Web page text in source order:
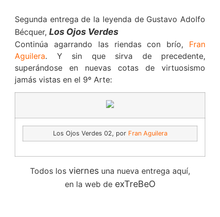
Segunda entrega de la leyenda de Gustavo Adolfo
Bécquer, Los Ojos Verdes
Continúa agarrando las riendas con brío, Fran
Aguilera. Y sin que sirva de precedente,
superándose en nuevas cotas de virtuosismo
jamás vistas en el 9º Arte:
Los Ojos Verdes 02, por Fran Aguilera
Todos los viernes una nueva entrega aquí,
en la web deexTreBeO